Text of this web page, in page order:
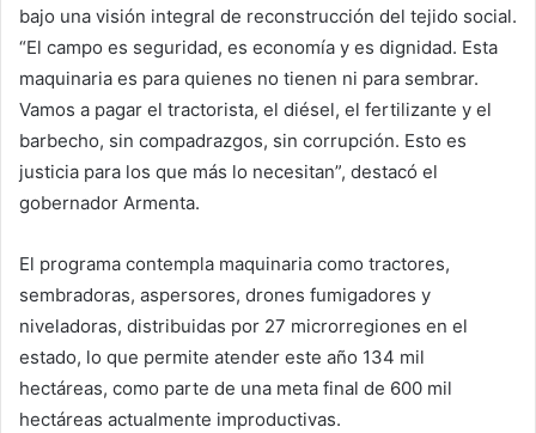
bajo una visión integral de reconstrucción del tejido social.
“El campo es seguridad, es economía y es dignidad. Esta
maquinaria es para quienes no tienen ni para sembrar.
Vamos a pagar el tractorista, el diésel, el fertilizante y el
barbecho, sin compadrazgos, sin corrupción. Esto es
justicia para los que más lo necesitan”, destacó el
gobernador Armenta.
El programa contempla maquinaria como tractores,
sembradoras, aspersores, drones fumigadores y
niveladoras, distribuidas por 27 microrregiones en el
estado, lo que permite atender este año 134 mil
hectáreas, como parte de una meta final de 600 mil
hectáreas actualmente improductivas.